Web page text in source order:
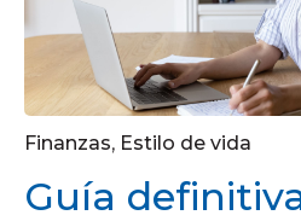
Finanzas, Estilo de vida
Guía